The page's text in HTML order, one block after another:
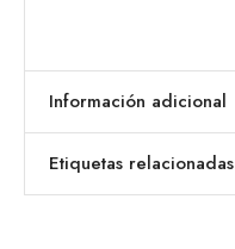
Información adicional
Etiquetas relacionadas